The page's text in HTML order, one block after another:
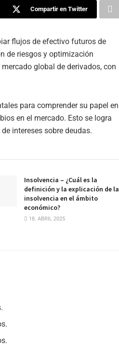
Compartir en Twitter
flujos de efectivo futuros de
de riesgos y optimización
global de derivados, con
para comprender su papel en
en el mercado. Esto se logra
intereses sobre deudas.
Insolvencia – ¿Cuál es la
definición y la explicación de la
insolvencia en el ámbito
económico?
18. ABRIL 2025